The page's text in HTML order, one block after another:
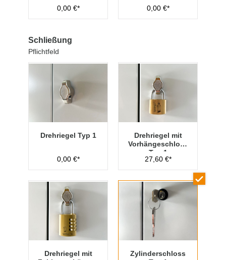
0,00 €*
0,00 €*
Schließung
Pflichtfeld
Drehriegel Typ 1
0,00 €*
Drehriegel mit
Vorhängeschloss
Typ 1
27,60 €*
Drehriegel mit
Zylinderschloss